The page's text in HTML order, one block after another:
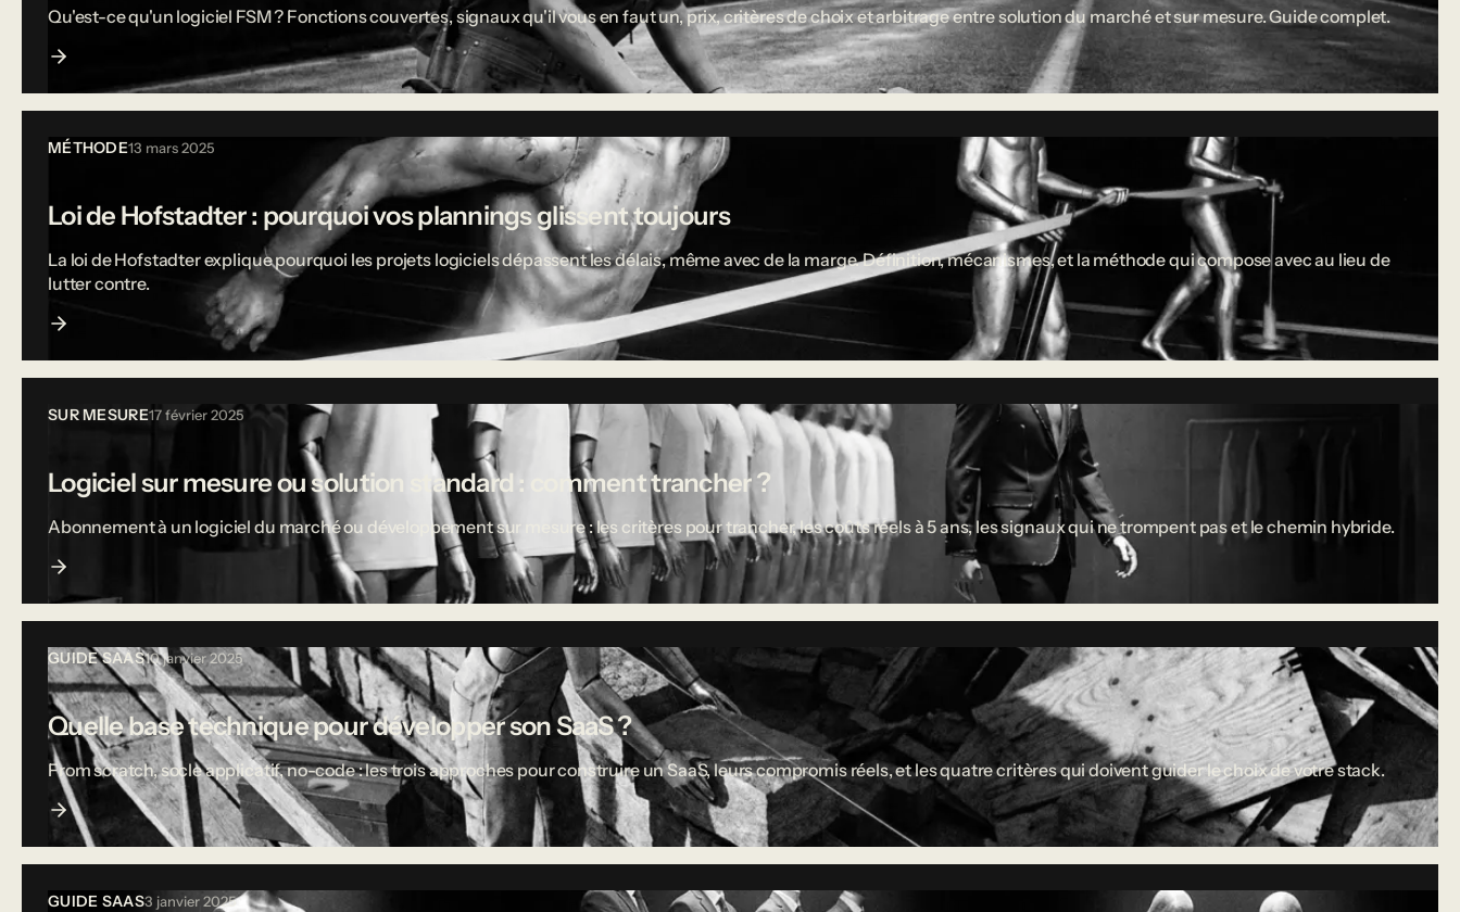
Qu'est-ce qu'un logiciel FSM ? Fonctions couvertes, signaux qu'il vous en faut un, prix, critères de choix et arbitrage entre solution du marché et sur mesure. Guide complet.
MÉTHODE13 mars 2025
Loi de Hofstadter : pourquoi vos plannings glissent toujours
La loi de Hofstadter explique pourquoi les projets logiciels dépassent les délais, même avec de la marge. Définition, mécanismes, et la méthode qui compose avec au lieu de
lutter contre.
SUR MESURE17 février 2025
Logiciel sur mesure ou solution standard : comment trancher ?
Abonnement à un logiciel du marché ou développement sur mesure : les critères pour trancher, les coûts réels à 5 ans, les signaux qui ne trompent pas et le chemin hybride.
GUIDE SAAS10 janvier 2025
Quelle base technique pour développer son SaaS ?
From scratch, socle applicatif, no-code : les trois approches pour construire un SaaS, leurs compromis réels, et les quatre critères qui doivent guider le choix de votre stack.
GUIDE SAAS3 janvier 2025